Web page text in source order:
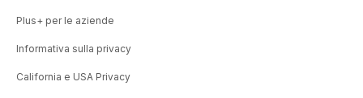
Plus+ per le aziende
Informativa sulla privacy
California e USA Privacy